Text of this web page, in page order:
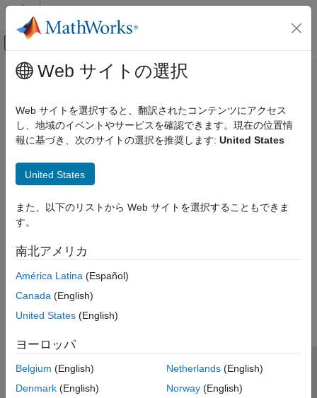
コンテンツへスキップ
オフキャンバス ナビゲーション メ
ドキュメンテーションのホーム
メインコンテンツ
Web サイトの選択
Web サイトを選択すると、翻訳されたコンテンツにアクセス
し、地域のイベントやサービスを確認できます。現在の位置情
報に基づき、次のサイトの選択を推奨します: United States
United States
また、以下のリストから Web サイトを選択することもできま
す。
南北アメリカ
América Latina (Español)
Canada (English)
United States (English)
ヨーロッパ
Belgium (English)
Denmark (English)
Netherlands(English)
Norway(English)
トラストセンター
プライバシー ポリシー
違法コピー防止
アプリケーション ステータス